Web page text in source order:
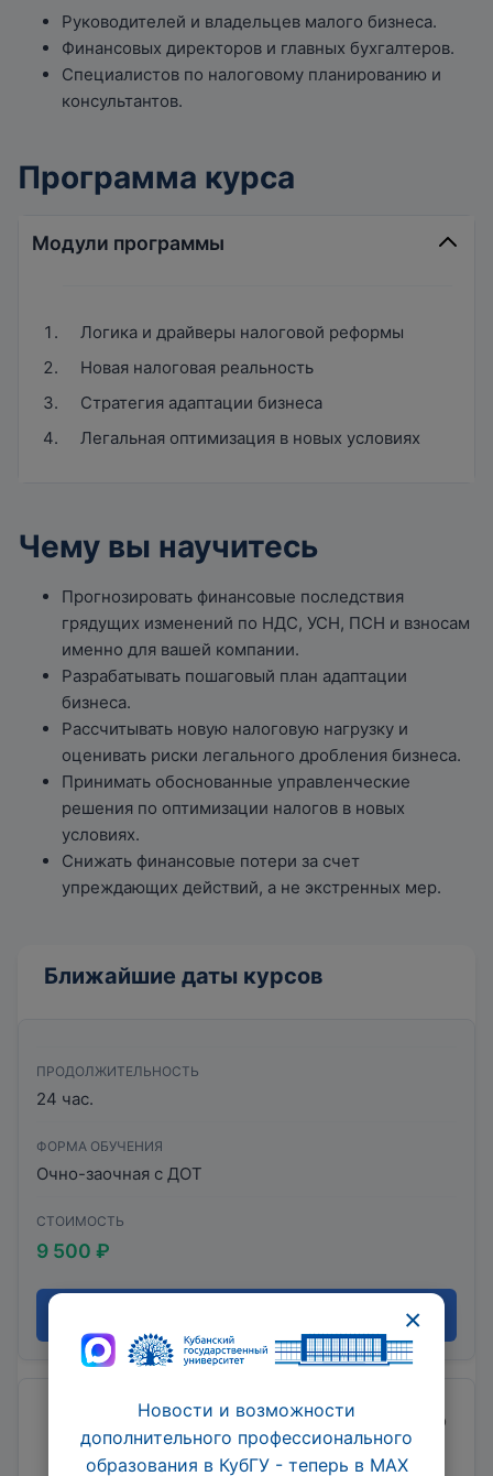
Руководителей и владельцев малого бизнеса.
Финансовых директоров и главных бухгалтеров.
Специалистов по налоговому планированию и
консультантов.
Программа курса
Модули программы
Логика и драйверы налоговой реформы
Новая налоговая реальность
Стратегия адаптации бизнеса
Легальная оптимизация в новых условиях
Чему вы научитесь
Прогнозировать финансовые последствия
грядущих изменений по НДС, УСН, ПСН и взносам
именно для вашей компании.
Разрабатывать пошаговый план адаптации
бизнеса.
Рассчитывать новую налоговую нагрузку и
оценивать риски легального дробления бизнеса.
Принимать обоснованные управленческие
решения по оптимизации налогов в новых
условиях.
Снижать финансовые потери за счет
упреждающих действий, а не экстренных мер.
Ближайшие даты курсов
ПРОДОЛЖИТЕЛЬНОСТЬ
24 час.
ФОРМА ОБУЧЕНИЯ
Очно-заочная с ДОТ
СТОИМОСТЬ
9 500 ₽
Ведется набор на обучение. Начало обучения по
мере комплектования группы.
×
Новости и возможности
дополнительного профессионального
образования в КубГУ - теперь в МАХ